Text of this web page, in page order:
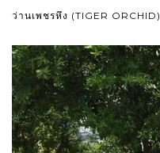
ว่านเพชรหึง (TIGER ORCHID)